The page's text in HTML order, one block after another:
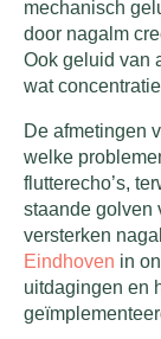
mechanisch
door nagalm
Ook geluid van
wat
De afmetingen
welke
flutterecho’s,
staande golven
versterken
Eindhoven in
uitdagingen en